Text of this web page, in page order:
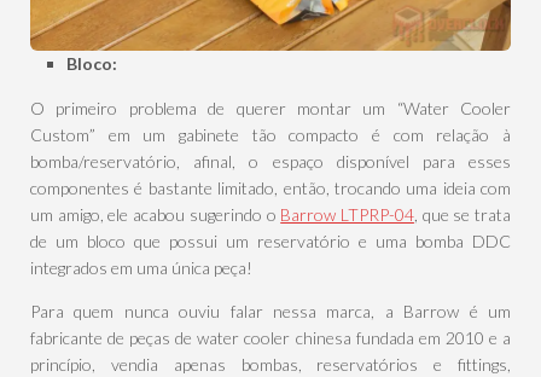
Bloco:
O primeiro problema de querer montar um “Water Cooler
Custom” em um gabinete tão compacto é com relação à
bomba/reservatório, afinal, o espaço disponível para esses
componentes é bastante limitado, então, trocando uma ideia com
um amigo, ele acabou sugerindo o Barrow LTPRP-04, que se trata
de um bloco que possui um reservatório e uma bomba DDC
integrados em uma única peça!
Para quem nunca ouviu falar nessa marca, a Barrow é um
fabricante de peças de water cooler chinesa fundada em 2010 e a
princípio, vendia apenas bombas, reservatórios e fittings,